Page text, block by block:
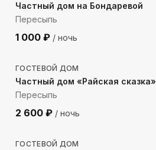
Частный дом на Бондаревой
Пересыпь
1 000 ₽ / ночь
252м до моря
ГОСТЕВОЙ ДОМ
Частный дом «Райская сказка»
Пересыпь
2 600 ₽ / ночь
45 м до моря
ГОСТЕВОЙ ДОМ